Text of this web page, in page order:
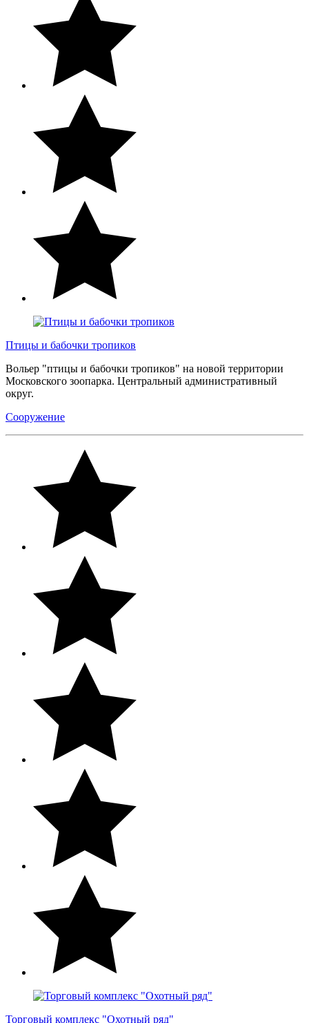
Птицы и бабочки тропиков
Вольер "птицы и бабочки тропиков" на новой территории
Московского зоопарка. Центральный административный
округ.
Сооружение
Торговый комплекс "Охотный ряд"